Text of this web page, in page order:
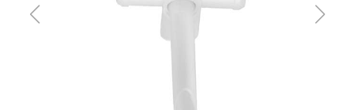
Rengjøring & Vedlikehold